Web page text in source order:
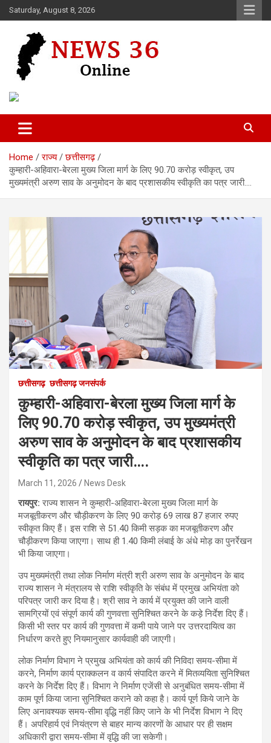
Skip
to
Saturday, August 8, 2026
News 36
Home राज्य
छत्तीसगढ़
कुम्हारी-अहिवारा-बेरला मुख्य जिला मार्ग के लिए 90.70 करोड़ स्वीकृत, उप
मुख्यमंत्री अरुण साव के अनुमोदन के बाद प्रशासकीय स्वीकृति का पत्र जारी….
छत्तीसगढ़ छत्तीसगढ़ जनसंपर्क
कुम्हारी-अहिवारा-बेरला मुख्य जिला मार्ग के
लिए 90.70 करोड़ स्वीकृत, उप मुख्यमंत्री
अरुण साव के अनुमोदन के बाद प्रशासकीय
स्वीकृति का पत्र जारी….
March 11, 2026 News Desk
रायपुर: राज्य शासन ने कुम्हारी-अहिवारा-बेरला मुख्य जिला मार्ग के
मजबूतीकरण और चौड़ीकरण के लिए 90 करोड़ 69 लाख 87 हजार रुपए
स्वीकृत किए हैं। इस राशि से 51.40 किमी सड़क का मजबूतीकरण और
चौड़ीकरण किया जाएगा। साथ ही 1.40 किमी लंबाई के अंधे मोड़ का पुनर्रेखन
भी किया जाएगा।
उप मुख्यमंत्री तथा लोक निर्माण मंत्री श्री अरुण साव के अनुमोदन के बाद
राज्य शासन ने मंत्रालय से राशि स्वीकृति के संबंध में प्रमुख अभियंता को
परिपत्र जारी कर दिया है। श्री साव ने कार्य में प्रयुक्त की जाने वाली
सामग्रियों एवं संपूर्ण कार्य की गुणवत्ता सुनिश्चित करने के कड़े निर्देश दिए हैं।
किसी भी स्तर पर कार्य की गुणवत्ता में कमी पाये जाने पर उत्तरदायित्व का
निर्धारण करते हुए नियमानुसार कार्यवाही की जाएगी।
लोक निर्माण विभाग ने प्रमुख अभियंता को कार्य की निविदा समय-सीमा में
करने, निर्माण कार्य प्राक्कलन व कार्य संपादित करने में मितव्ययिता सुनिश्चित
करने के निर्देश दिए हैं। विभाग ने निर्माण एजेंसी से अनुबंधित समय-सीमा में
काम पूर्ण किया जाना सुनिश्चित कराने को कहा है। कार्य पूर्ण किये जाने के
लिए अनावश्यक समय-सीमा वृद्धि नहीं किए जाने के भी निर्देश विभाग ने दिए
हैं। अपरिहार्य एवं नियंत्रण से बाहर मान्य कारणों के आधार पर ही सक्षम
अधिकारी द्वारा समय-सीमा में वृद्धि की जा सकेगी।